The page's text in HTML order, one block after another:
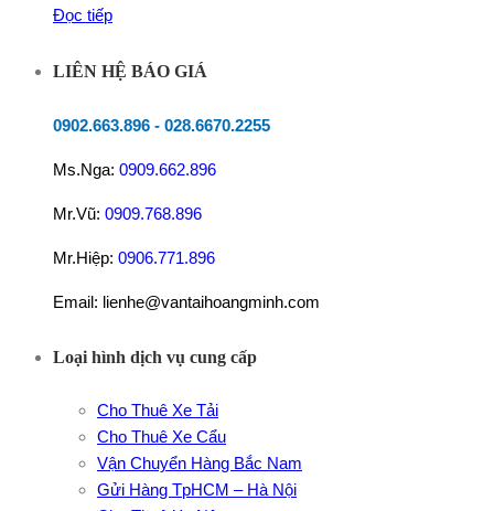
Đọc tiếp
LIÊN HỆ BÁO GIÁ
0902.663.896 - 028.6670.2255
Ms.Nga: 0909.662.896
Mr.Vũ: 0909.768.896
Mr.Hiệp: 0906.771.896
Email: lienhe@vantaihoangminh.com
Loại hình dịch vụ cung cấp
Cho Thuê Xe Tải
Cho Thuê Xe Cẩu
Vận Chuyển Hàng Bắc Nam
Gửi Hàng TpHCM – Hà Nội